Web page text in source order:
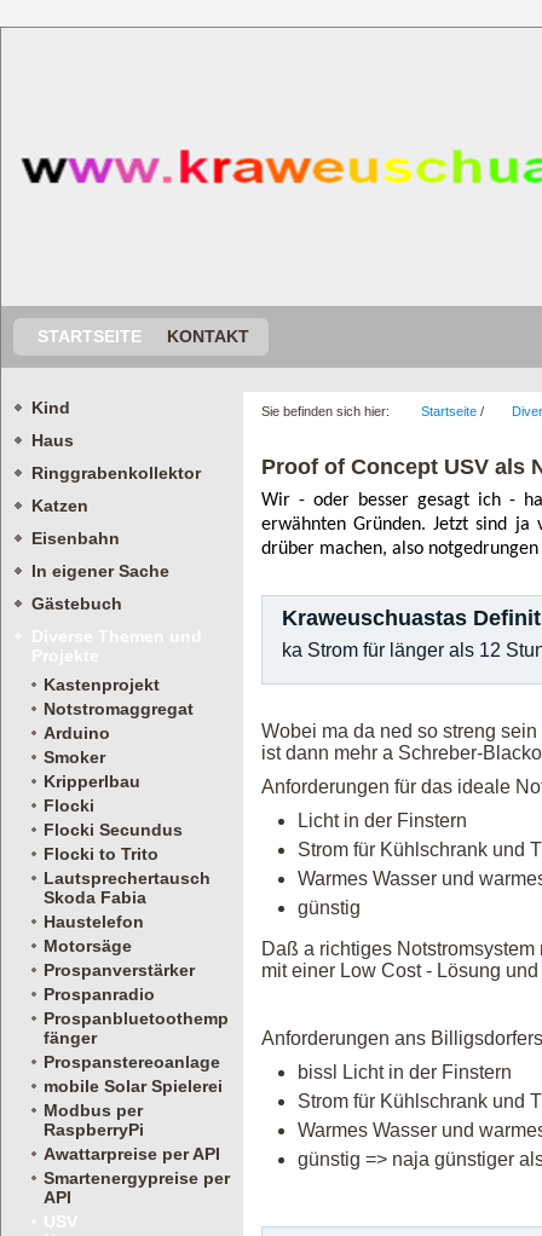
STARTSEITE KONTAKT
Kind
Haus
Ringgrabenkollektor
Katzen
Eisenbahn
In eigener Sache
Gästebuch
Kastenprojekt
Notstromaggregat
Arduino
Smoker
Kripperlbau
Flocki
Flocki Secundus
Flocki to Trito
Lautsprechertausch
Skoda Fabia
Haustelefon
Motorsäge
Prospanverstärker
Prospanradio
Prospanbluetoothemp
fänger
Prospanstereoanlage
mobile Solar Spielerei
Modbus per
RaspberryPi
Awattarpreise per API
Smartenergypreise per
API
Sie befinden sich hier: Startseite /
Proof of Concept USV als
Wir - oder besser gesagt ich -
erwähnten Gründen. Jetzt sind
drüber machen, also
Kraweuschuastas
ka Strom für länger als 12
Wobei ma da ned so streng
ist dann mehr a Schreber-
Anforderungen für das ideale
Licht in der Finstern
Strom für Kühlschrank und
Warmes Wasser und
günstig
Daß a richtiges
mit einer Low Cost - Lösung
Anforderungen ans
bissl Licht in der Finstern
Strom für Kühlschrank und
Warmes Wasser und
günstig => naja günstiger